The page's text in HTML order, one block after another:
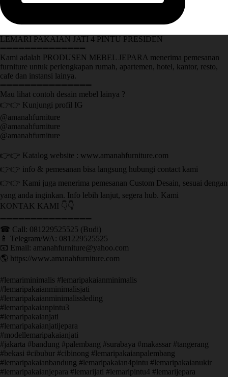
LEMARI PAKAIAN JATI 4 PINTU PRESIDEN
➖➖➖➖➖➖➖➖➖➖➖➖➖➖
Kami adalah PRODUSEN MEBEL JEPARA menerima pemesanan
furniture untuk perlengkapan rumah, apartemen, hotel, kantor, resto,
cafe dan instansi lainya.
➖➖➖➖➖➖➖➖➖➖➖➖➖➖➖
Mau lihat contoh desain mebel lainya ?
👉👉 Kunjungi profil IG
@amanahfurniture
@amanahfurniture
@amanahfurniture
👉👉 Katalog website : www.amanahfurniture.com
👉👉 info & pemesanan bisa langsung hubungi contact kami
👉👉 Kami juga menerima pemesanan Custom Desain, sesuai dengan
yang anda inginkan. Info lebih lanjut, segera hub. Kami
KONTAK KAMI 👇👇
➖➖➖➖➖➖➖➖➖➖➖➖➖➖➖ ㅤ
☎ Call: 081229525525 (Budi)
📱 Telegram/WA: 081229525525
📧 Email: amanahfurniture@yahoo.com
🌎 https://www.amanahfurniture.com
#lemariminimalis #lemaripakaianminimalis
#lemaripakaianminimalisjati
#lemaripakaianminimalissleding
#lemaripakaianpintu3
#lemaripakaianjati
#lemaripakaianjatijepara
#modellemaripakaianjati
#jakarta #bandung #palembang #surabaya #makassar #tangerang
#bekasi #cibubur #cibinong #lemaripakaianpalembang
#lemaripakaianbandung #lemaripakaian4pintu #lemaripakaianukir
#lemaripakaianjepara #lemarijati #lemaripintu4 #lemarijepara